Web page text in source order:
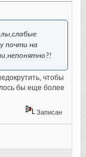
почти на
чтобы
бы еще более
Записан